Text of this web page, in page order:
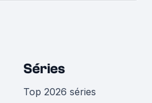
Séries
Top 2026 séries